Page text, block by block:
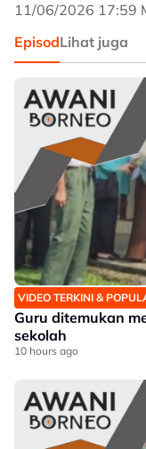
11/06/2026 17:59
EpisodLihat juga
VIDEO TERKINI &
Guru ditemukan
sekolah
10 hours ago